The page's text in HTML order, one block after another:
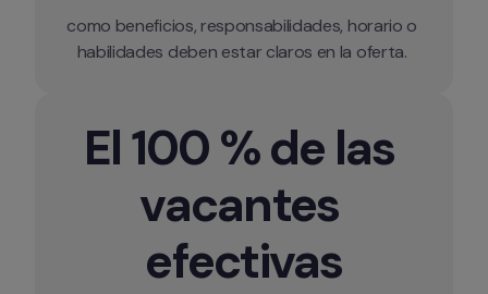
como beneficios, responsabilidades, horario o
habilidades deben estar claros en la oferta.
El 100 % de las
vacantes
efectivas